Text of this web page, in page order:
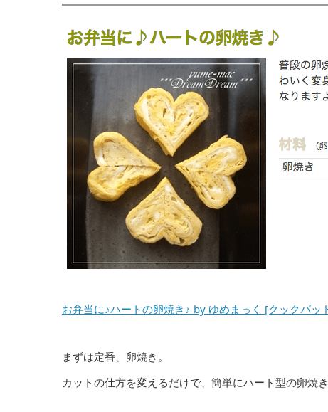
お弁当に♪ハートの卵焼き♪ by ゆめまっく [クックパ
まずは定番、卵焼き。
カットの仕方を変えるだけで、簡単にハート型の卵焼